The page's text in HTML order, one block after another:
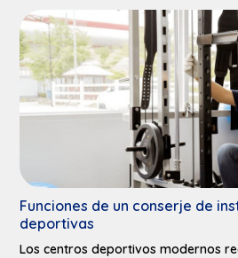
Funciones de un conserje de
deportivas​
Los centros deportivos modernos